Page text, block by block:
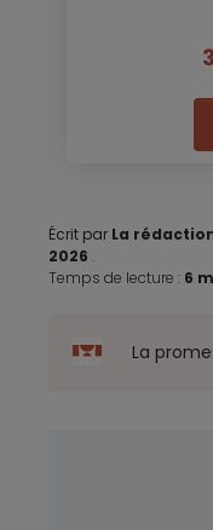
Écrit par La
2026 .
Temps de lecture : 6
La